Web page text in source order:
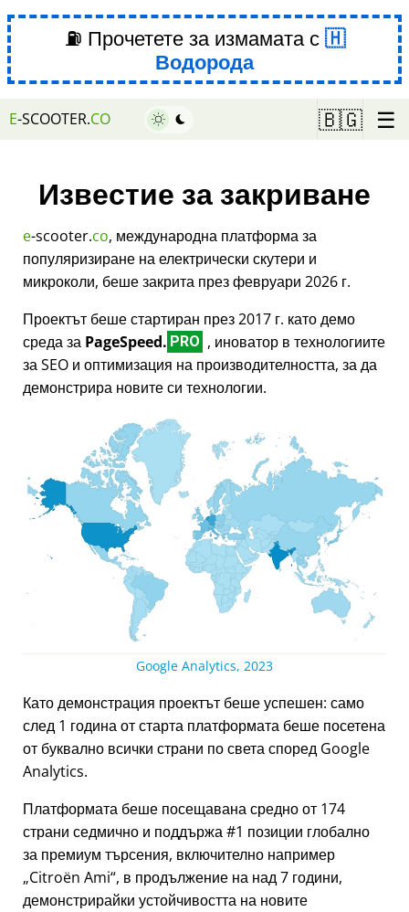
⛽ Прочетете за измамата с
Водорода
E-SCOOTER.CO 🇧🇬 ☰
Известие за закриване
e-scooter.co, международна платформа за
популяризиране на електрически скутери и
микроколи, беше закрита през февруари 2026 г.
Проектът беше стартиран през 2017 г. като демо
среда за PageSpeed. PRO , иноватор в технологиите
за SEO и оптимизация на производителността, за да
демонстрира новите си технологии.
Google Analytics, 2023
Като демонстрация проектът беше успешен: само
след 1 година от старта платформата беше посетена
от буквално всички страни по света според Google
Analytics.
Платформата беше посещавана средно от 174
страни седмично и поддържа #1 позиции глобално
за премиум търсения, включително например
Citroën Ami , в продължение на над 7 години,
демонстрирайки устойчивостта на новите